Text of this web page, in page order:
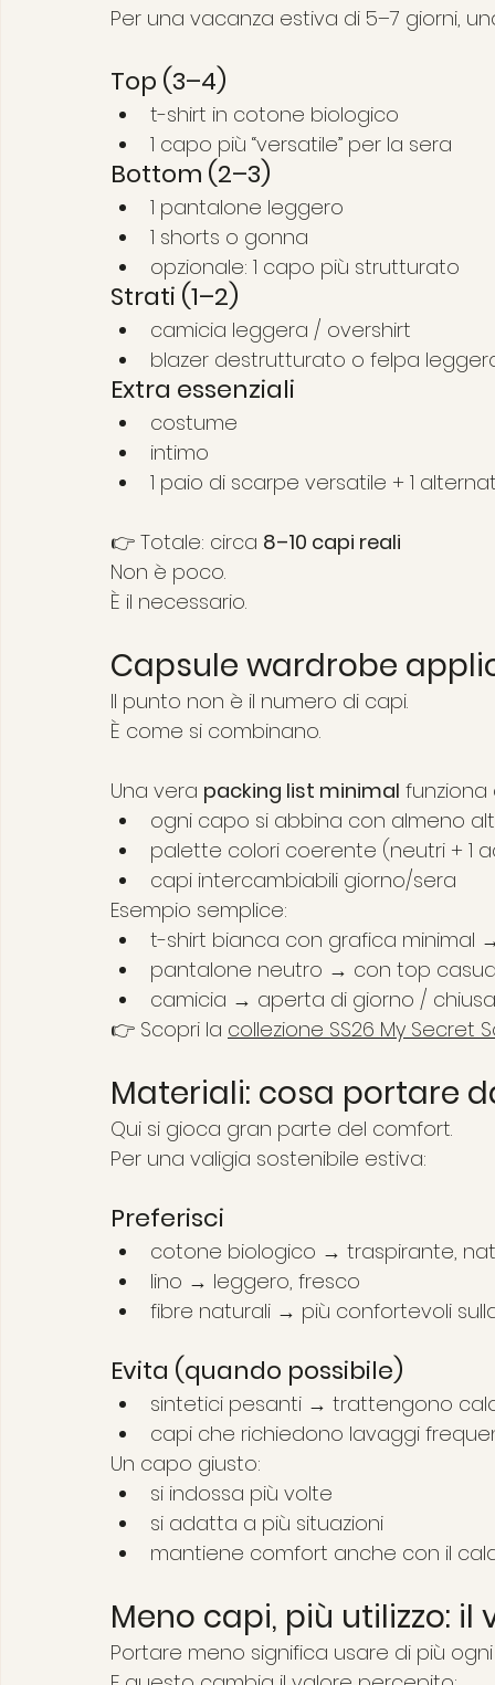
Per una vacanza estiva di 5–7 giorni,
Top (3–4)
t-shirt in cotone biologico
1 capo più “versatile” per la sera
Bottom (2–3)
1 pantalone leggero
1 shorts o gonna
opzionale: 1 capo più strutturato
Strati (1–2)
camicia leggera / overshirt
blazer destrutturato o felpa
Extra essenziali
costume
intimo
1 paio di scarpe versatile + 1
👉 Totale: circa 8–10 capi reali
Non è poco.
È il necessario.
Capsule wardrobe
Il punto non è il numero di capi.
È come si combinano.
Una vera packing list minimal funziona
ogni capo si abbina con almeno
palette colori coerente (neutri + 1
capi intercambiabili giorno/sera
Esempio semplice:
t-shirt bianca con grafica minimal
pantalone neutro → con top
camicia → aperta di giorno /
👉 Scopri la collezione SS26 My Secret
Materiali: cosa portare
Qui si gioca gran parte del comfort.
Per una valigia sostenibile estiva:
Preferisci
cotone biologico → traspirante,
lino → leggero, fresco
fibre naturali → più confortevoli
Evita (quando possibile)
sintetici pesanti → trattengono
capi che richiedono lavaggi
Un capo giusto:
si indossa più volte
si adatta a più situazioni
mantiene comfort anche con il
Meno capi, più utilizzo:
Portare meno significa usare di più